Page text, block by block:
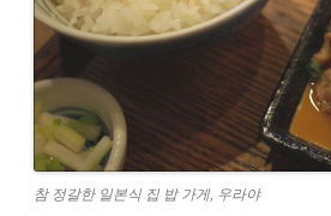
참 정갈한 일본식 집 밥 가게, 우라야